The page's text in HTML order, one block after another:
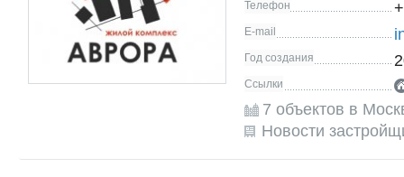
Телефон
E-mail
Год создания
Ссылки
7 объектов в
Новости